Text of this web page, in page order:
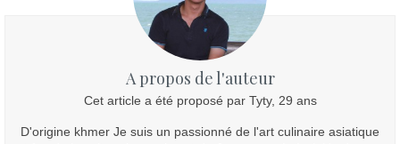
A propos de l'auteur
Cet article a été proposé par Tyty, 29 ans
D'origine khmer Je suis un passionné de l'art culinaire asiatique